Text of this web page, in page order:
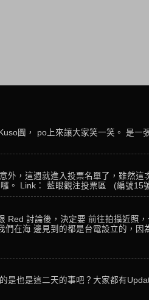
圖， po上來讓大家笑一笑。 是
外，這週就進入投票名單了，雖然
。 Link： 藍眼觀注投票區 (編號15
Red 討論後，決定要 前往拍攝近照
在海 邊見到的都是台電設立的，因
是也是這二天的事吧？大家都有